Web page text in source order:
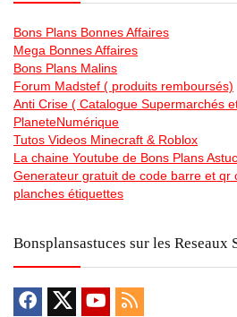
Bons Plans Bonnes Affaires
Mega Bonnes Affaires
Bons Plans Malins
Forum Madstef ( produits remboursés)
Anti Crise ( Catalogue Supermarchés
PlaneteNumérique
Tutos Videos Minecraft & Roblox
La chaine Youtube de Bons Plans
Generateur gratuit de code barre et qr
planches étiquettes
Bonsplansastuces sur les Reseaux